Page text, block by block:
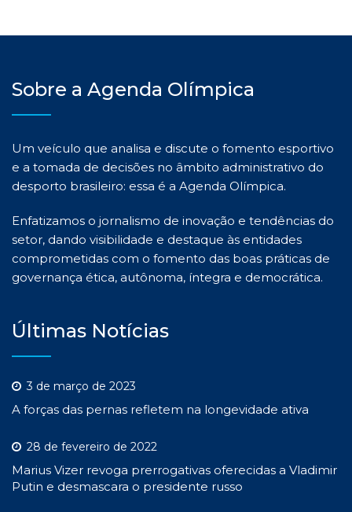
Sobre a Agenda Olímpica
Um veículo que analisa e discute o fomento esportivo
e a tomada de decisões no âmbito administrativo do
desporto brasileiro: essa é a Agenda Olímpica.
Enfatizamos o jornalismo de inovação e tendências do
setor, dando visibilidade e destaque às entidades
comprometidas com o fomento das boas práticas de
governança ética, autônoma, íntegra e democrática.
Últimas Notícias
3 de março de 2023
A forças das pernas refletem na longevidade ativa
28 de fevereiro de 2022
Marius Vizer revoga prerrogativas oferecidas a Vladimir
Putin e desmascara o presidente russo